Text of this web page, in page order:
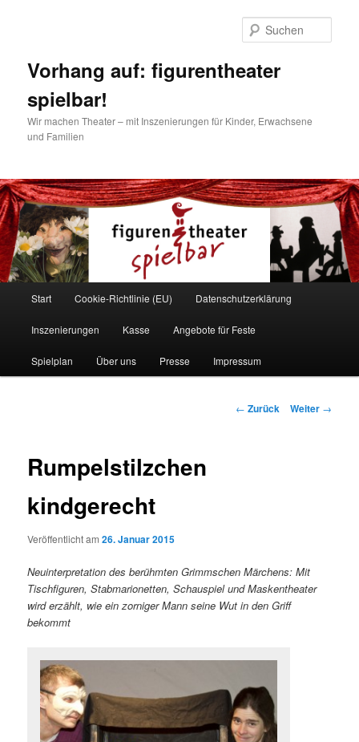
Vorhang auf: figurentheater
spielbar!
Wir machen Theater – mit Inszenierungen für Kinder, Erwachsene
und Familien
Start Cookie-Richtlinie (EU) Datenschutzerklärung
Inszenierungen Kasse Angebote für Feste
Spielplan Über uns Presse Impressum
Beitrags-
← Zurück Weiter →
Rumpelstilzchen
kindgerecht
Veröffentlicht am26. Januar 2015
Neuinterpretation des berühmten Grimmschen Märchens: Mit
Tischfiguren, Stabmarionetten, Schauspiel und Maskentheater
wird erzählt, wie ein zorniger Mann seine Wut in den Griff
bekommt